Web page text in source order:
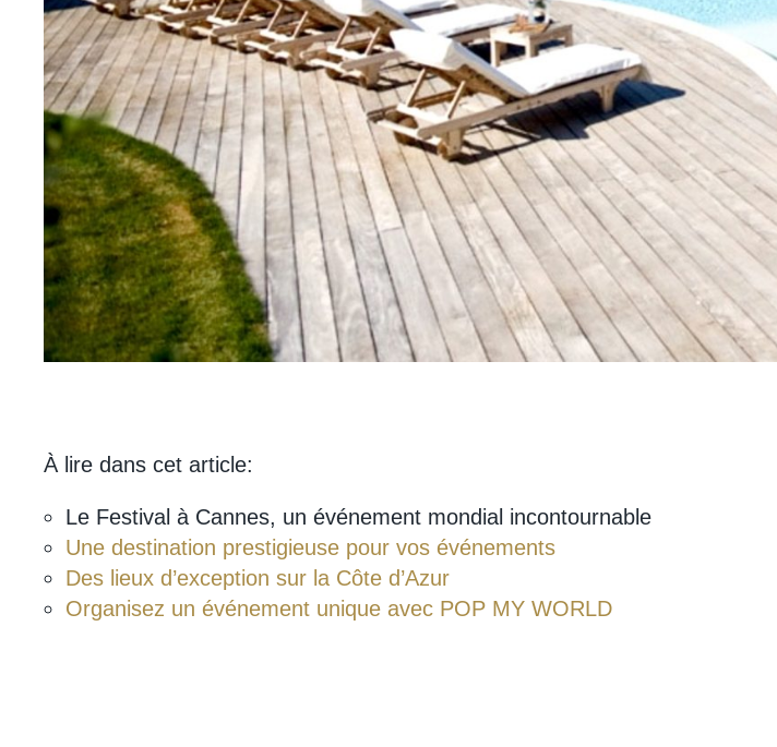
À lire dans cet article:
Le Festival à Cannes, un événement mondial incontournable
Une destination prestigieuse pour vos événements
Des lieux d’exception sur la Côte d’Azur
Organisez un événement unique avec POP MY WORLD